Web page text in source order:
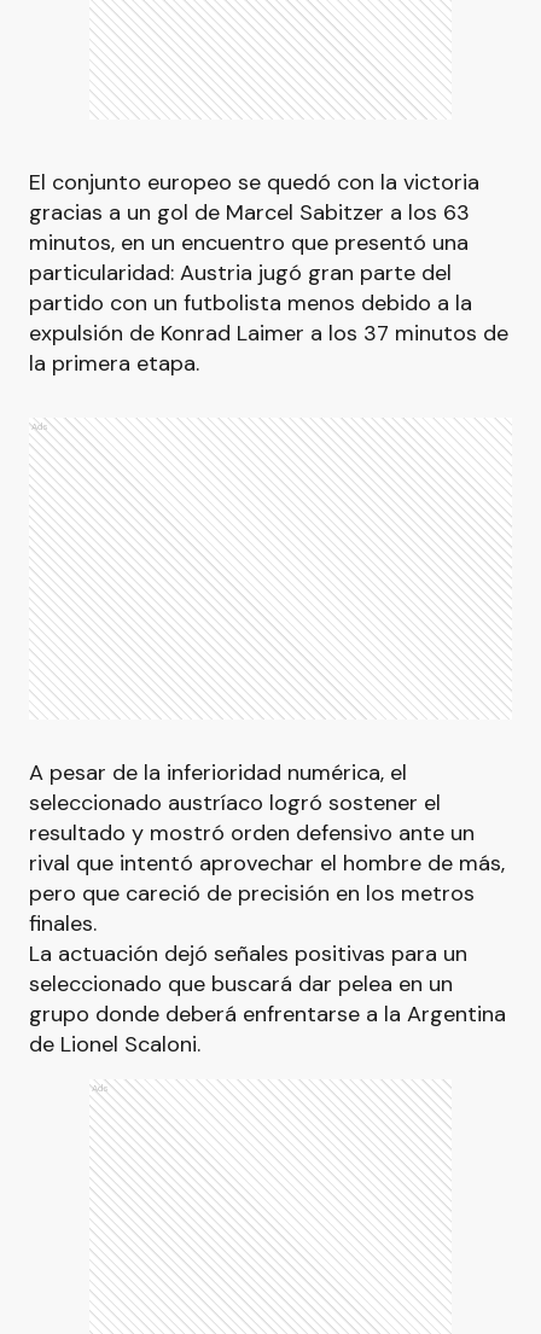
El conjunto europeo se quedó con la victoria
gracias a un gol de Marcel Sabitzer a los 63
minutos, en un encuentro que presentó una
particularidad: Austria jugó gran parte del
partido con un futbolista menos debido a la
expulsión de Konrad Laimer a los 37 minutos de
la primera etapa.
Ads
A pesar de la inferioridad numérica, el
seleccionado austríaco logró sostener el
resultado y mostró orden defensivo ante un
rival que intentó aprovechar el hombre de más,
pero que careció de precisión en los metros
finales.
La actuación dejó señales positivas para un
seleccionado que buscará dar pelea en un
grupo donde deberá enfrentarse a la Argentina
de Lionel Scaloni.
Ads